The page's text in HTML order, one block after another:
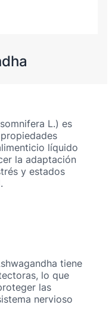
L.) es
líquido
la adaptación
y estados
tiene
lo que
las
nervioso